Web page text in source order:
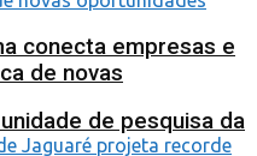
de pesquisa da
conecta empresas e
de novas